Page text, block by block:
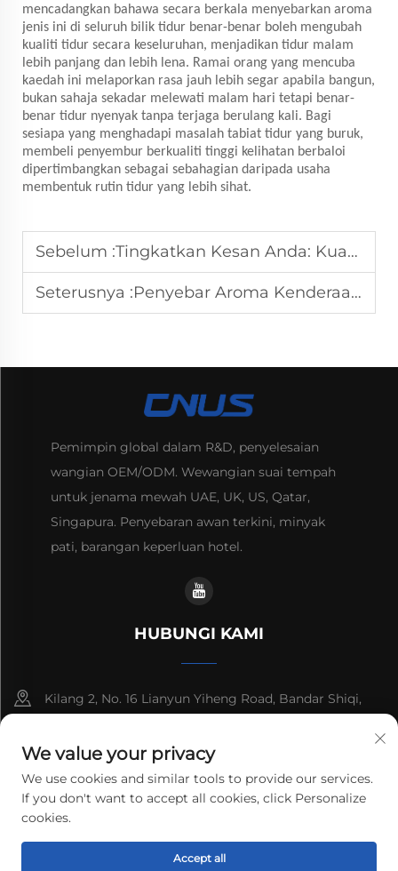
mencadangkan bahawa secara berkala menyebarkan aroma
jenis ini di seluruh bilik tidur benar-benar boleh mengubah
kualiti tidur secara keseluruhan, menjadikan tidur malam
lebih panjang dan lebih lena. Ramai orang yang mencuba
kaedah ini melaporkan rasa jauh lebih segar apabila bangun,
bukan sahaja sekadar melewati malam hari tetapi benar-
benar tidur nyenyak tanpa terjaga berulang kali. Bagi
sesiapa yang menghadapi masalah tabiat tidur yang buruk,
membeli penyembur berkualiti tinggi kelihatan berbaloi
dipertimbangkan sebagai sebahagian daripada usaha
membentuk rutin tidur yang lebih sihat.
Sebelum :Tingkatkan Kesan Anda: Kuasa Penyebar Aroma Rumah
Seterusnya :Penyebar Aroma Kenderaan: Segarkan Kenderaan Anda dengan Mudah
Pemimpin global dalam R&D, penyelesaian
wangian OEM/ODM. Wewangian suai tempah
untuk jenama mewah UAE, UK, US, Qatar,
Singapura. Penyebaran awan terkini, minyak
pati, barangan keperluan hotel.
HUBUNGI KAMI
Kilang 2, No. 16 Lianyun Yiheng Road, Bandar Shiqi,
+86-13192436782
[email protected]
Hak Cipta © 2025 cnus tech (guangdong) co.,ltd. Semua hak
We value your privacy
We use cookies and similar tools to provide our services.
If you don't want to accept all cookies, click Personalize
cookies.
Accept all